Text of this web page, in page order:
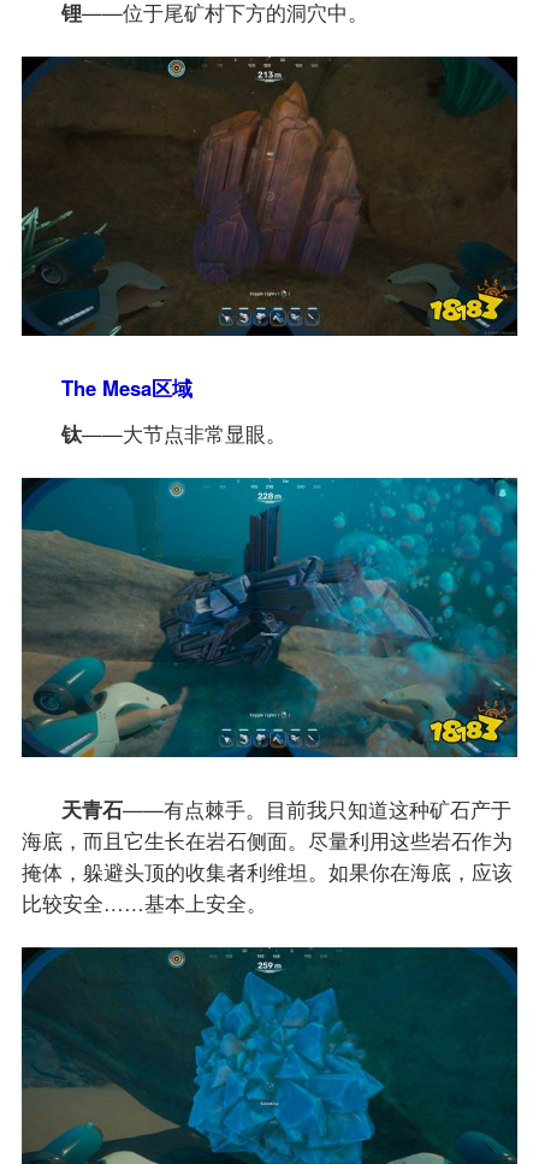
锂——位于尾矿村下方的洞穴中。
The Mesa区域
钛——大节点非常显眼。
天青石——有点棘手。目前我只知道这种矿石产于
海底，而且它生长在岩石侧面。尽量利用这些岩石作为
掩体，躲避头顶的收集者利维坦。如果你在海底，应该
比较安全……基本上安全。